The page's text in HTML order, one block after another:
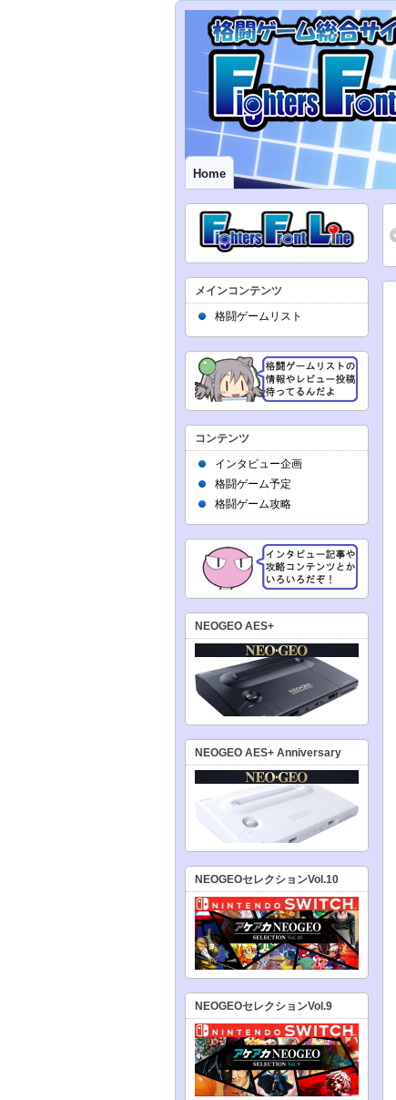
Home
メインコンテンツ
格闘ゲームリスト
コンテンツ
インタビュー企画
格闘ゲーム予定
格闘ゲーム攻略
NEOGEO AES+
NEOGEO AES+ Anniversary
NEOGEOセレクションVol.10
NEOGEOセレクションVol.9